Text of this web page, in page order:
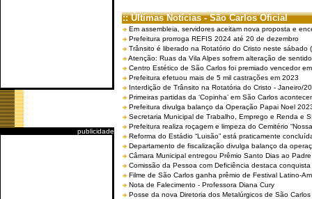
publicidade
:: Últimas Notícias - São Carlos Oficial
Em assembleia, servidores aceitam nova proposta e
Prefeitura prorroga REFIS 2024 até 20 de dezembro
Trânsito é liberado na Rotatório do Cristo neste sábado
Atenção: Ruas da Vila Alpes sofrem alteração de
Centro Estético de São Carlos foi premiado vencedor
Prefeitura efetuou mais de 5 mil castrações em 2023
Interdição de Trânsito na Rotatória do Cristo - Janeiro/
Primeiras partidas da ‘Copinha’ em São Carlos
Prefeitura divulga balanço da Operação Papai Noel
Secretaria Municipal de Trabalho, Emprego e Renda e
Prefeitura realiza roçagem e limpeza do Cemitério
Reforma do Estádio “Luisão” está praticamente
Departamento de fiscalização divulga balanço da
Câmara Municipal entregou Prêmio Santo Dias ao
Comissão da Pessoa com Deficiência destaca
Filme de São Carlos ganha prêmio de Festival Latino-
Nota de Falecimento - Professora Diana Cury
Posse da nova Diretoria dos Metalúrgicos de São